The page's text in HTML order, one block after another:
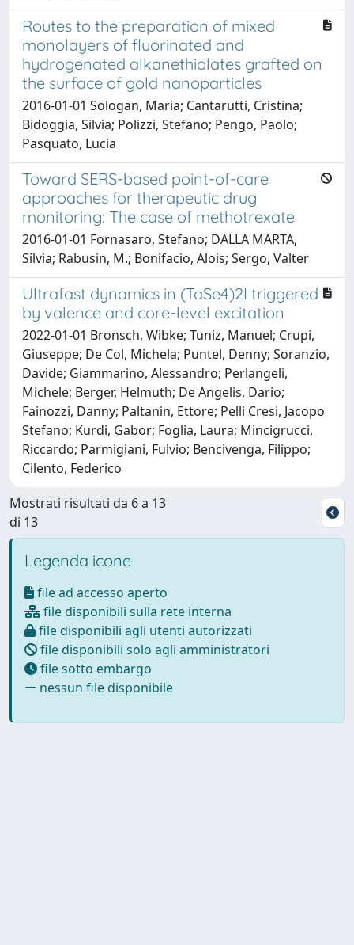
Routes to the preparation of mixed
monolayers of fluorinated and
hydrogenated alkanethiolates grafted on
the surface of gold nanoparticles
2016-01-01 Sologan, Maria; Cantarutti, Cristina;
Bidoggia, Silvia; Polizzi, Stefano; Pengo, Paolo;
Pasquato, Lucia
Toward SERS-based point-of-care
approaches for therapeutic drug
monitoring: The case of methotrexate
2016-01-01 Fornasaro, Stefano; DALLA MARTA,
Silvia; Rabusin, M.; Bonifacio, Alois; Sergo, Valter
Ultrafast dynamics in (TaSe4)2I triggered
by valence and core-level excitation
2022-01-01 Bronsch, Wibke; Tuniz, Manuel; Crupi,
Giuseppe; De Col, Michela; Puntel, Denny; Soranzio,
Davide; Giammarino, Alessandro; Perlangeli,
Michele; Berger, Helmuth; De Angelis, Dario;
Fainozzi, Danny; Paltanin, Ettore; Pelli Cresi, Jacopo
Stefano; Kurdi, Gabor; Foglia, Laura; Mincigrucci,
Riccardo; Parmigiani, Fulvio; Bencivenga, Filippo;
Cilento, Federico
Mostrati risultati da 6 a 13
di 13
Legenda icone
file ad accesso aperto
file disponibili sulla rete interna
file disponibili agli utenti autorizzati
file disponibili solo agli amministratori
file sotto embargo
nessun file disponibile